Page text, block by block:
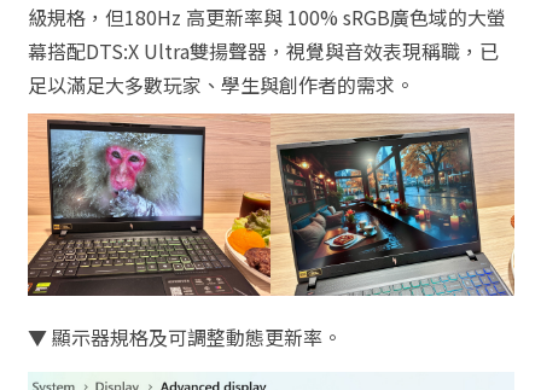
級規格，但180Hz 高更新率與 100% sRGB廣色域的大螢
幕搭配DTS:X Ultra雙揚聲器，視覺與音效表現稱職，已
足以滿足大多數玩家、學生與創作者的需求。
▼ 顯示器規格及可調整動態更新率。